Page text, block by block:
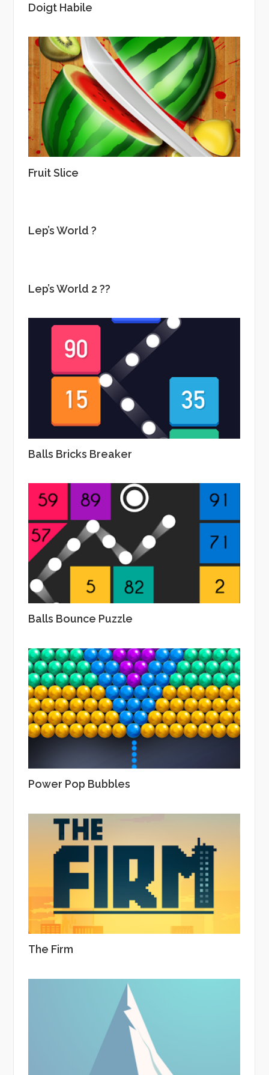
Doigt Habile
Fruit Slice
Lep’s World ?
Lep’s World 2 ??
Balls Bricks Breaker
Balls Bounce Puzzle
Power Pop Bubbles
The Firm